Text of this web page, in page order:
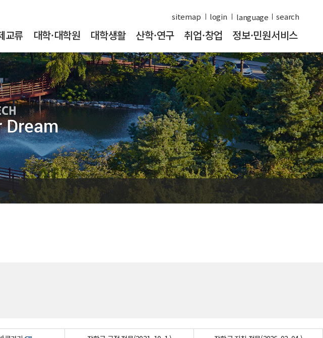
sitemap login search
교류 대학·대학원 대학생활 산학·연구 취업·창업 정보·민원서비스